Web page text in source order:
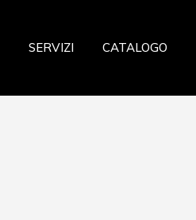
SERVIZI CATALOGO